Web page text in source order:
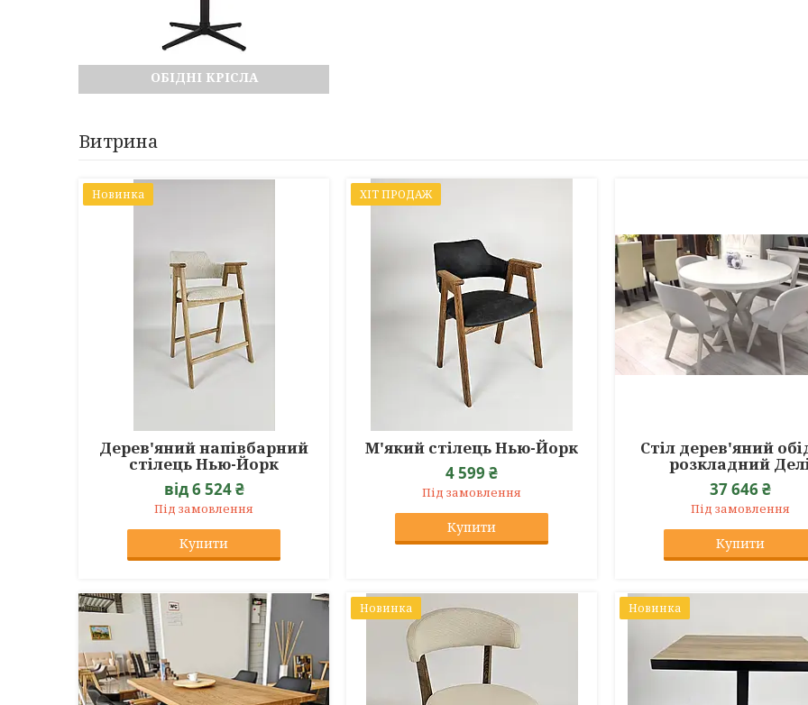
ОБІДНІ КРІСЛА
Витрина
Новинка
Дерев'яний напівбарний
стілець Нью-Йорк
від 6 524 ₴
Під замовлення
Купити
ХІТ ПРОДАЖ
М'який стілець Нью-Йорк
4 599 ₴
Під замовлення
Купити
Стіл дерев'яний
розкладний
37 646 ₴
Під замовлення
Купити
Новинка Новинка